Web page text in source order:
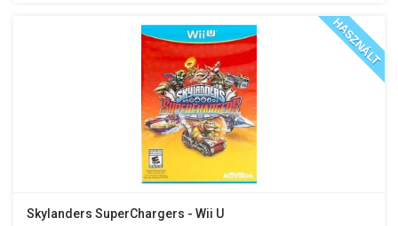
HASZNÁLT
Skylanders SuperChargers - Wii U